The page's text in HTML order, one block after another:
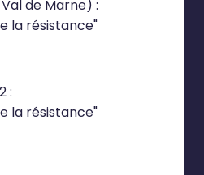
de Marne) :
la résistance"
:
la résistance"